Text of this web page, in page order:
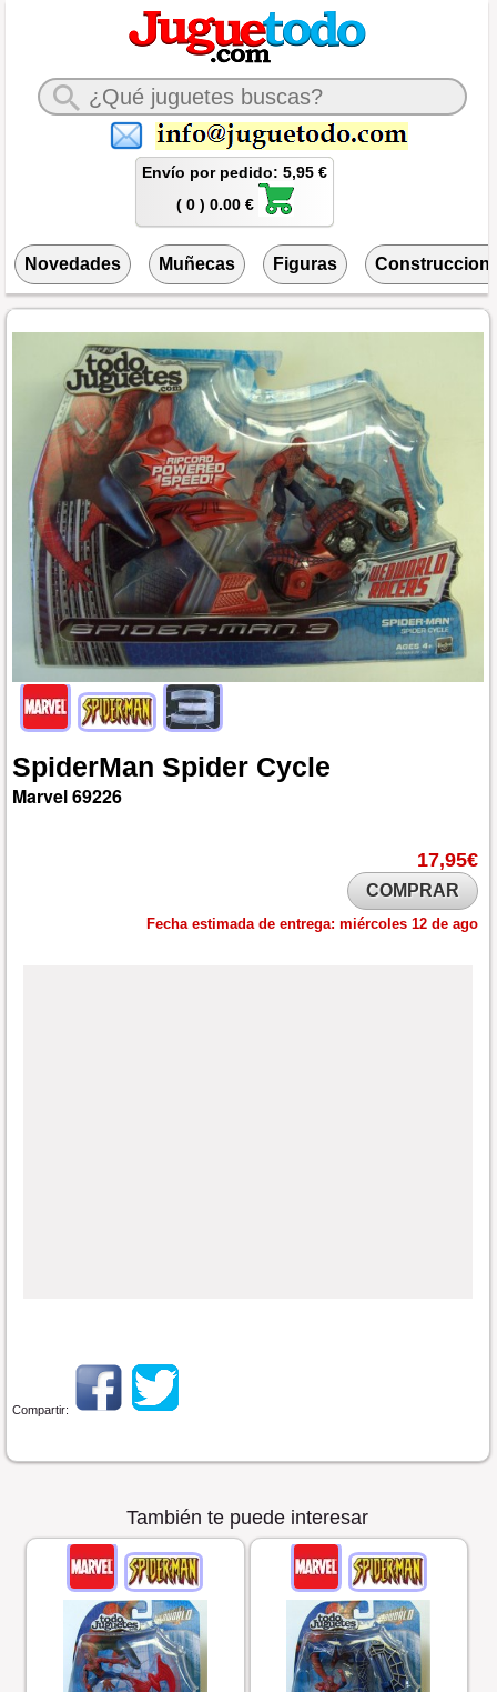
Envío por pedido: 5,95 €
( 0 ) 0.00 €
Novedades Muñecas Figuras
SpiderMan Spider Cycle
Marvel69226
17,95€
COMPRAR
Fecha estimada de entrega: miércoles 12 de ago
Compartir:
También te puede interesar